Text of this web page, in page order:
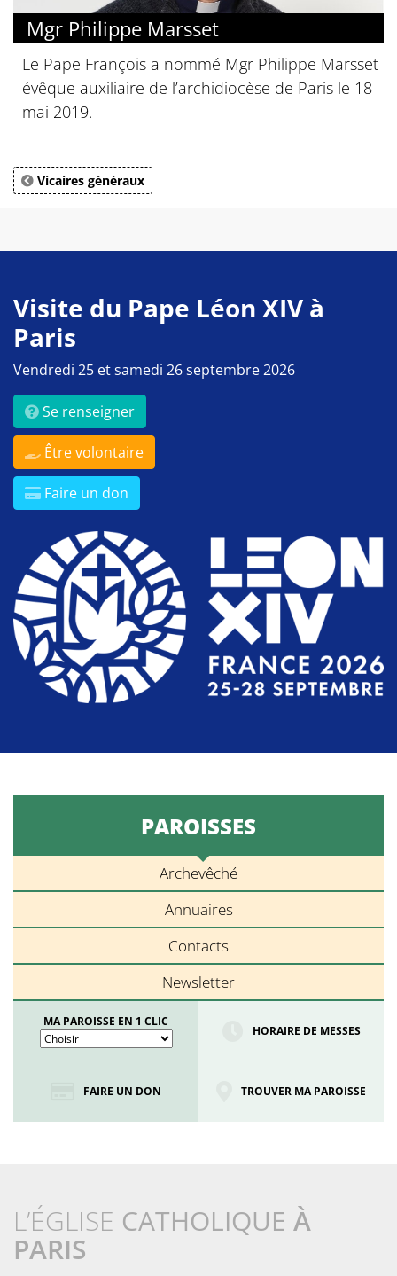
Mgr Philippe Marsset
Le Pape François a nommé Mgr Philippe Marsset
évêque auxiliaire de l’archidiocèse de Paris le 18
mai 2019.
Vicaires généraux
Visite du Pape Léon XIV à
Paris
Vendredi 25 et samedi 26 septembre 2026
Se renseigner
Être volontaire
Faire un don
PAROISSES
Archevêché
Annuaires
Contacts
Newsletter
MA PAROISSE EN 1 CLIC
HORAIRE DE MESSES
FAIRE UN DON TROUVER MA PAROISSE
L’ÉGLISE CATHOLIQUE À
PARIS